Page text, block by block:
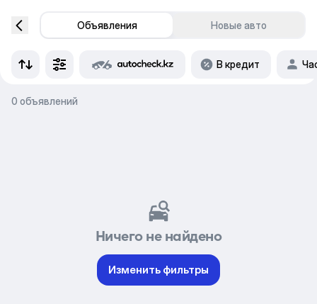
Объявления Новые авто
В кредит
0 объявлений
Ничего не найдено
Изменить фильтры